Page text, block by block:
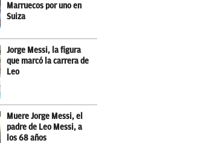
Marruecos por uno en
Suiza
Jorge Messi, la figura
que marcó la carrera de
Leo
Muere Jorge Messi, el
padre de Leo Messi, a
los 68 años